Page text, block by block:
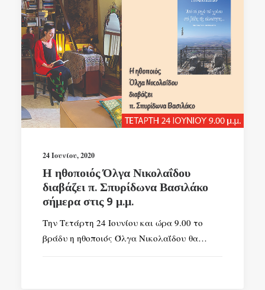
24 Ιουνίου, 2020
Η ηθοποιός Όλγα Νικολαΐδου
διαβάζει π. Σπυρίδωνα Βασιλάκο
σήμερα στις 9 μ.μ.
Την Τετάρτη 24 Ιουνίου και ώρα 9.00 το
βράδυ η ηθοποιός Όλγα Νικολαΐδου θα…